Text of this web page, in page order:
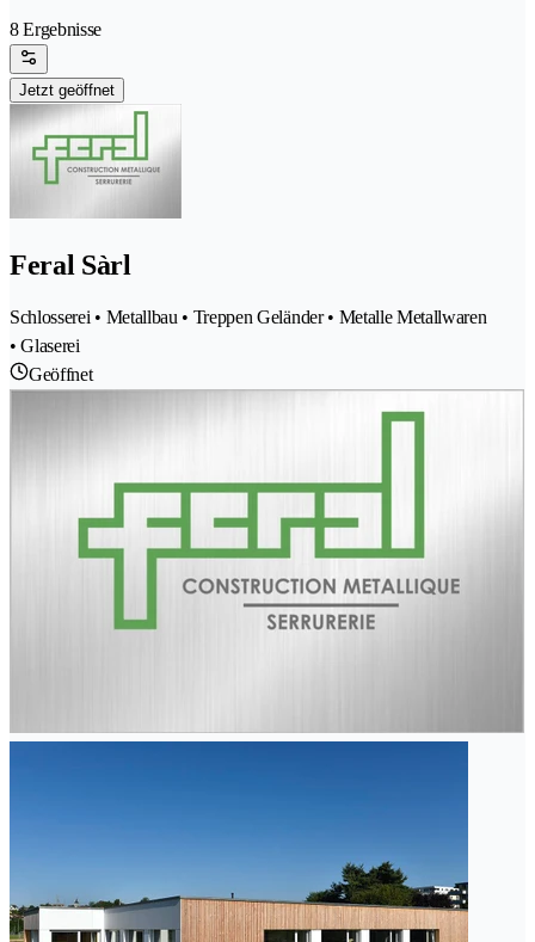
8 Ergebnisse
Jetzt geöffnet
Feral Sàrl
Schlosserei • Metallbau • Treppen Geländer • Metalle Metallwaren
• Glaserei
Geöffnet